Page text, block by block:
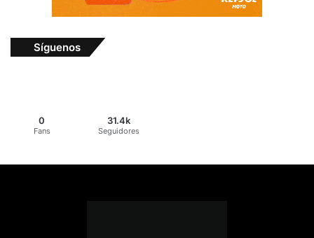
Síguenos
0
Fans
31.4k
Seguidores